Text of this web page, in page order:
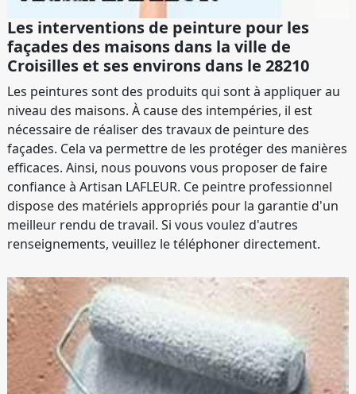
Les interventions de peinture pour les
façades des maisons dans la ville de
Croisilles et ses environs dans le 28210
Les peintures sont des produits qui sont à appliquer au
niveau des maisons. À cause des intempéries, il est
nécessaire de réaliser des travaux de peinture des
façades. Cela va permettre de les protéger des manières
efficaces. Ainsi, nous pouvons vous proposer de faire
confiance à Artisan LAFLEUR. Ce peintre professionnel
dispose des matériels appropriés pour la garantie d'un
meilleur rendu de travail. Si vous voulez d'autres
renseignements, veuillez le téléphoner directement.